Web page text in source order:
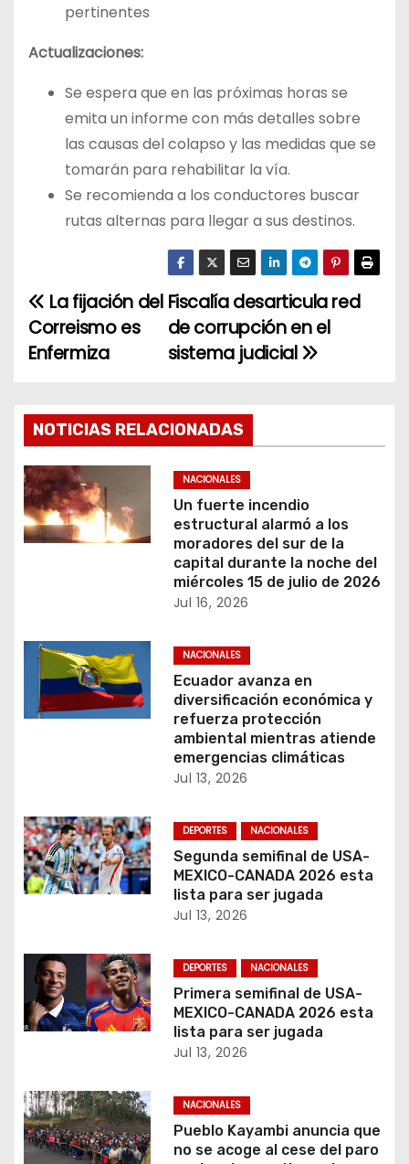
pertinentes
Actualizaciones:
Se espera que en las próximas horas se
emita un informe con más detalles sobre
las causas del colapso y las medidas que se
tomarán para rehabilitar la vía.
Se recomienda a los conductores buscar
rutas alternas para llegar a sus destinos.
N
a
e
g
a
c
n
d
n
t
r
d
a
s
Fiscalía desarticula red
de corrupción en el
sistema judicial
La fijación del
Correismo es
Enfermiza
NOTICIAS RELACIONADAS
NACIONALES
Un fuerte incendio
estructural alarmó a los
moradores del sur de la
capital durante la noche del
miércoles 15 de julio de 2026
Jul 16, 2026
NACIONALES
Ecuador avanza en
diversificación económica y
refuerza protección
ambiental mientras atiende
emergencias climáticas
Jul 13, 2026
DEPORTES NACIONALES
Segunda semifinal de USA-
MEXICO-CANADA 2026 esta
lista para ser jugada
Jul 13, 2026
DEPORTES NACIONALES
Primera semifinal de USA-
MEXICO-CANADA 2026 esta
lista para ser jugada
Jul 13, 2026
NACIONALES
Pueblo Kayambi anuncia que
no se acoge al cese del paro